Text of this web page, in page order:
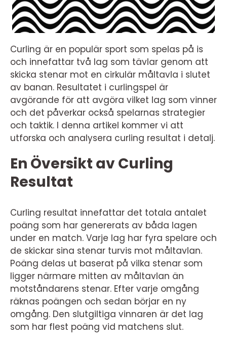
Curling är en populär sport som spelas på is
och innefattar två lag som tävlar genom att
skicka stenar mot en cirkulär måltavla i slutet
av banan. Resultatet i curlingspel är
avgörande för att avgöra vilket lag som vinner
och det påverkar också spelarnas strategier
och taktik. I denna artikel kommer vi att
utforska och analysera curling resultat i detalj.
En Översikt av Curling
Resultat
Curling resultat innefattar det totala antalet
poäng som har genererats av båda lagen
under en match. Varje lag har fyra spelare och
de skickar sina stenar turvis mot måltavlan.
Poäng delas ut baserat på vilka stenar som
ligger närmare mitten av måltavlan än
motståndarens stenar. Efter varje omgång
räknas poängen och sedan börjar en ny
omgång. Den slutgiltiga vinnaren är det lag
som har flest poäng vid matchens slut.